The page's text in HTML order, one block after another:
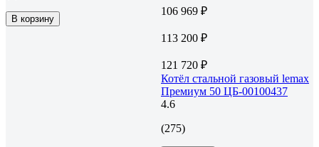
В корзину
106 969 ₽
113 200 ₽
121 720 ₽
Котёл стальной газовый lemax
Премиум 50 ЦБ-00100437
4.6
(275)